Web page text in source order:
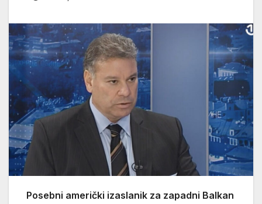
Posebni američki izaslanik za zapadni Balkan